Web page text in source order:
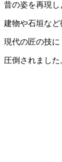
昔の姿を再現し
建物や石垣など
現代の匠の技に
圧倒されました